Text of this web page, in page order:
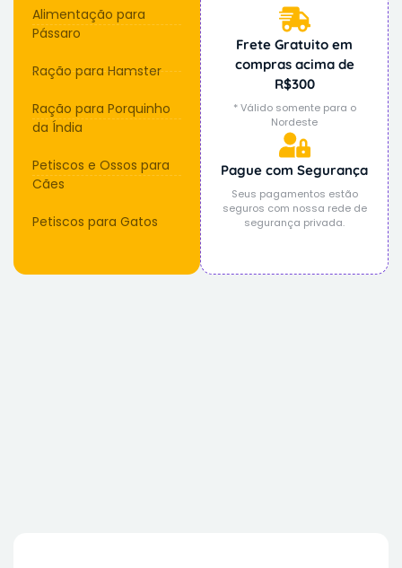
Alimentação para
Pássaro
Ração para Hamster
Ração para Porquinho
da Índia
Petiscos e Ossos para
Cães
Petiscos para Gatos
Frete Gratuito em
compras acima de
R$300
* Válido somente para o
Nordeste
Pague com Segurança
Seus pagamentos estão
seguros com nossa rede de
segurança privada.